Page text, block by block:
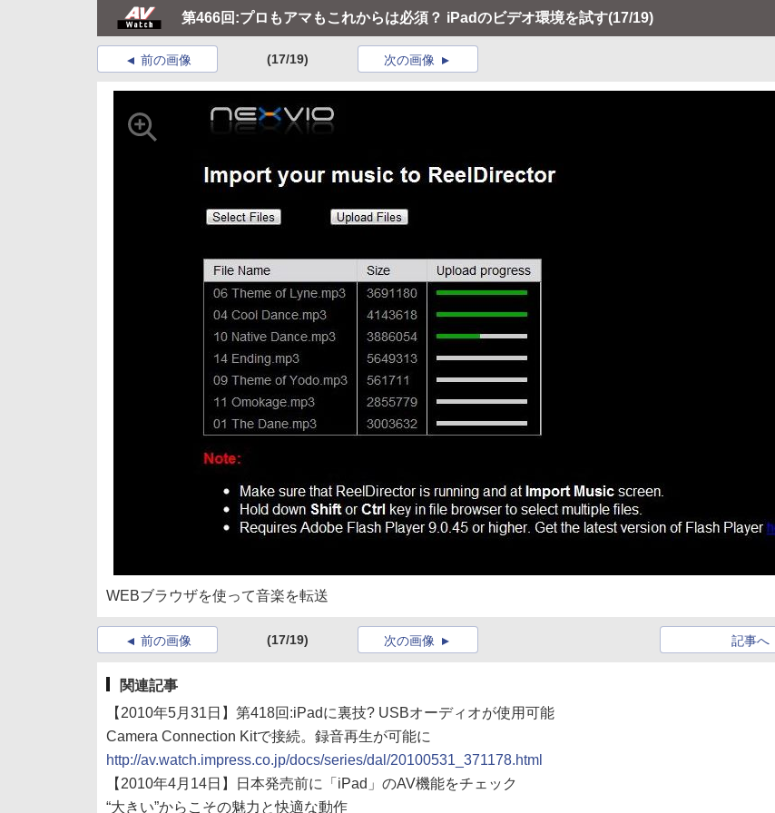
第466回:プロもアマもこれからは必須？ iPadのビデオ環境を試す(17/19)
前の画像 (17/19) 次の画像
WEBブラウザを使って音楽を転送
前の画像 (17/19) 記事へ
次の画像
関連記事
【2010年5月31日】第418回:iPadに裏技? USBオーディオが使用可能
Camera Connection Kitで接続。録音再生が可能に
http://av.watch.impress.co.jp/docs/series/dal/20100531_371178.html
【2010年4月14日】日本発売前に「iPad」のAV機能をチェック
“大きい”からこその魅力と快適な動作